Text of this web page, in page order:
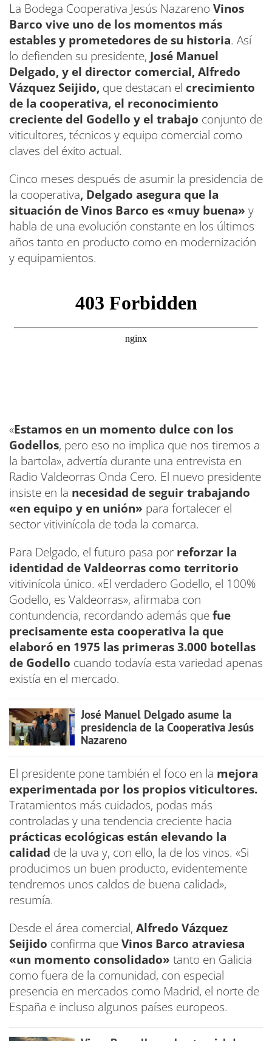
La Bodega Cooperativa Jesús Nazareno Vinos
Barco vive uno de los momentos más
estables y prometedores de su historia. Así
lo defienden su presidente, José Manuel
Delgado, y el director comercial, Alfredo
Vázquez Seijido, que destacan el crecimiento
de la cooperativa, el reconocimiento
creciente del Godello y el trabajo conjunto de
viticultores, técnicos y equipo comercial como
claves del éxito actual.
Cinco meses después de asumir la presidencia de
la cooperativa, Delgado asegura que la
situación de Vinos Barco es «muy buena» y
habla de una evolución constante en los últimos
años tanto en producto como en modernización
y equipamientos.
«Estamos en un momento dulce con los
Godellos, pero eso no implica que nos tiremos a
la bartola», advertía durante una entrevista en
Radio Valdeorras Onda Cero. El nuevo presidente
insiste en la necesidad de seguir trabajando
«en equipo y en unión» para fortalecer el
sector vitivinícola de toda la comarca.
Para Delgado, el futuro pasa por reforzar la
identidad de Valdeorras como territorio
vitivinícola único. «El verdadero Godello, el 100%
Godello, es Valdeorras», afirmaba con
contundencia, recordando además quefue
precisamente esta cooperativa la que
elaboró en 1975 las primeras 3.000 botellas
de Godello cuando todavía esta variedad apenas
existía en el mercado.
José Manuel Delgado asume la
presidencia de la Cooperativa Jesús
Nazareno
El presidente pone también el foco en la mejora
experimentada por los propios viticultores.
Tratamientos más cuidados, podas más
controladas y una tendencia creciente hacia
prácticas ecológicas están elevando la
calidad de la uva y, con ello, la de los vinos. «Si
producimos un buen producto, evidentemente
tendremos unos caldos de buena calidad»,
resumía.
Desde el área comercial, Alfredo Vázquez
Seijido confirma queVinos Barco atraviesa
«un momento consolidado» tanto en Galicia
como fuera de la comunidad, con especial
presencia en mercados como Madrid, el norte de
España e incluso algunos países europeos.